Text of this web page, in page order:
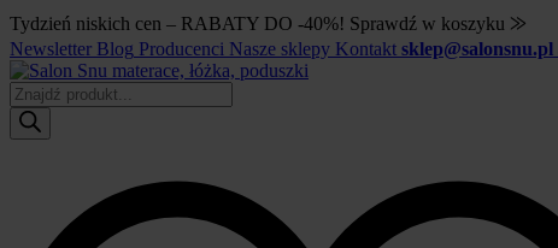
Tydzień niskich cen – RABATY DO -40%! Sprawdź w koszyku ⨠
Newsletter Blog Producenci Nasze sklepy Kontakt sklep@salonsnu.pl
Wyszukiwarka
produktów